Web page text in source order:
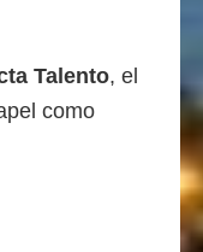
Talento, el
como